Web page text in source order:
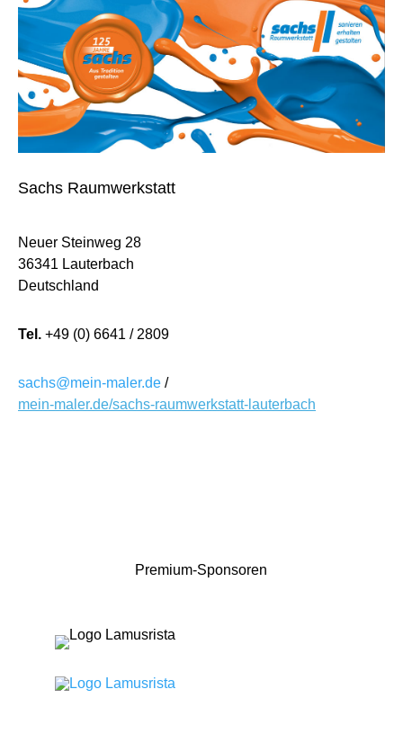
Sachs Raumwerkstatt
Neuer Steinweg 28
36341 Lauterbach
Deutschland
Tel. +49 (0) 6641 / 2809
sachs@mein-maler.de /
mein-maler.de/sachs-raumwerkstatt-lauterbach
Premium-Sponsoren